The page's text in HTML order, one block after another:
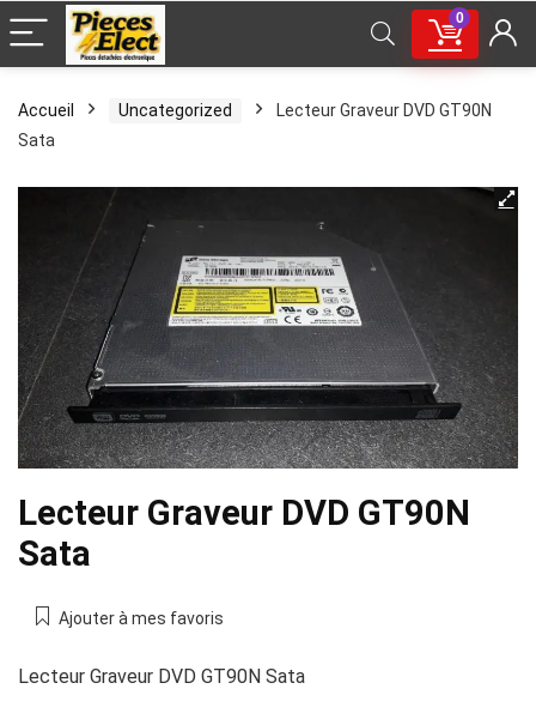
0
Accueil Uncategorized
Lecteur Graveur DVD GT90N
Sata
Lecteur Graveur DVD GT90N
Sata
Ajouter à mes favoris
Lecteur Graveur DVD GT90N Sata